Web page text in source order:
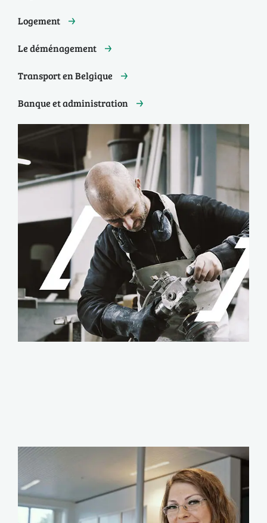
Logement
Le déménagement
Transport en Belgique
Banque et administration